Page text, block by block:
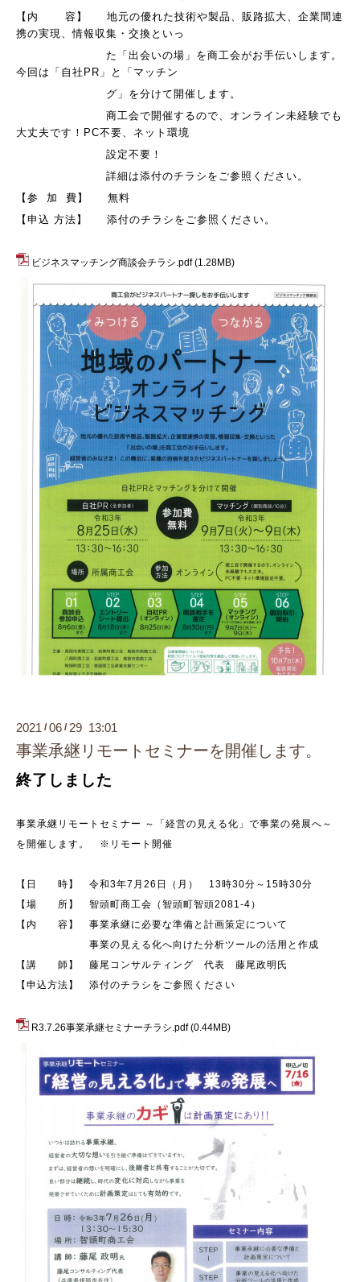
【内 容】 地元の優れた技術や製品、販路拡大、企業間連
携の実現、情報収集・交換といっ
た 「出 会いの場」を商工会がお手伝いします。
今回は「自社PR」と「マッチン
グ」 を分けて開催します。
商工会で開催するので、オンライン未経験でも
大丈 夫です！PC不要、ネット環境
設定不要！
詳細は添付のチラシをご参照ください。
【参 加 費】 無料
【申込 方法】 添付のチラシをご参照ください。
ビジネスマッチング商談会チラシ.pdf(1.28MB)
2021 /06 / 29 13:01
事業承継リモートセミナーを開催します。
終了しました
事業承継リモートセミナー ～「経営の見える化」で事業の発展へ～
を開催します。 ※リモート開催
【日 時】 令和3年7月26日（月） 13時30分～15時30分
【場 所】 智頭町商工会（智頭町智頭2081-4）
【内 容】 事業承継に必要な準備と計画策定について
事業の見える化へ向けた分析ツールの活用と作成
【講 師】 藤尾コンサルティング 代表 藤尾政明氏
【申込方法】 添付のチラシをご参照ください
R3.7.26事業承継セミナーチラシ.pdf(0.44MB)